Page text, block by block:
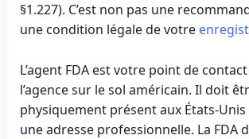
§1.227). C’est non pas une
une condition légale de votre
L’agent FDA est votre point de
l’agence sur le sol américain. Il doit
physiquement présent aux États-
une adresse professionnelle. La FDA